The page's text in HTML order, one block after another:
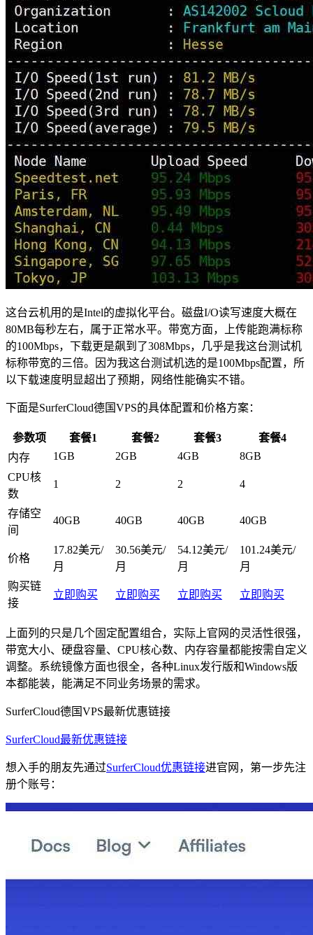
这台云机用的是Intel的虚拟化平台。磁盘I/O读写速度大概在
80MB每秒左右，属于正常水平。带宽方面，上传能跑满标称
的100Mbps，下载更是飙到了308Mbps，几乎是我这台测试机
标称带宽的三倍。因为我这台测试机选的是100Mbps配置，所
以下载速度明显超出了预期，网络性能确实不错。
下面是SurferCloud德国VPS的具体配置和价格方案：
参数项 套餐1 套餐2 套餐3
套餐4
内存
1GB 2GB 4GB
8GB
CPU核
数
1 2 2 4
存储空
间
40GB 40GB 40GB 40GB
价格
17.82美元/
月
30.56美元/
月
54.12美元/
月
101.24美元/
月
购买链
接
立即购买 立即购买 立即购买 立即购买
上面列的只是几个固定配置组合，实际上官网的灵活性很强，
带宽大小、硬盘容量、CPU核心数、内存容量都能按需自定义
调整。系统镜像方面也很全，各种Linux发行版和Windows版
本都能装，能满足不同业务场景的需求。
SurferCloud德国VPS最新优惠链接
SurferCloud最新优惠链接
想入手的朋友先通过SurferCloud优惠链接进官网，第一步先注
册个账号：